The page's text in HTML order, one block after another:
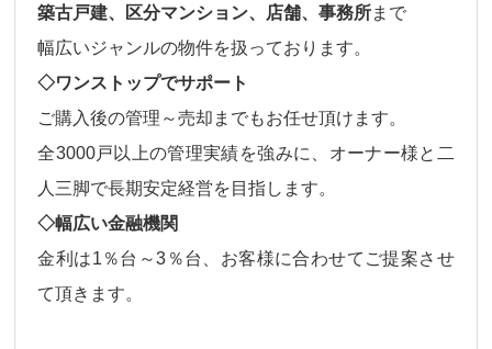
築古戸建、区分マンション、店舗、事務所まで
幅広いジャンルの物件を扱っております。
◇ワンストップでサポート
ご購入後の管理～売却 までもお任せ頂けます。
全3000戸以上の管理実績を強みに、オーナー様と二
人三脚で長期安定経営を目指します。
◇幅広い金融機関
金利は1％台～3％台、 お客様に合わせてご提案させ
て頂きます。